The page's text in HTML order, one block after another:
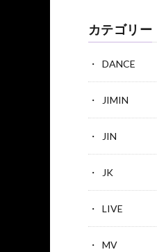
カテゴリー
DANCE
JIMIN
JIN
JK
LIVE
MV